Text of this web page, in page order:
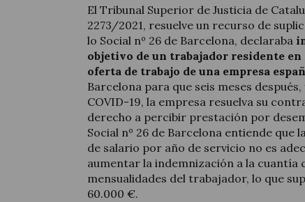
El Tribunal Superior de Justicia de
2273/2021, resuelve un recurso de
lo Social nº 26 de Barcelona, declaraba
objetivo de un trabajador residente
oferta de trabajo de una empresa
Barcelona para que seis meses
COVID-19, la empresa resuelva su
derecho a percibir prestación por
Social nº 26 de Barcelona entiende que
de salario por año de servicio no es
aumentar la indemnización a la cuantía
mensualidades del trabajador, lo que
60.000 €.